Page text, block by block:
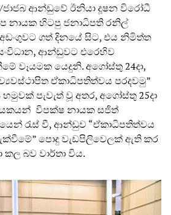
ජාජබ ආන්ඩුවේ ඊනියා දූෂන විරෝධී
නායක හිටපු ජනාධිපති රනිල්
ගත් දිනයේ සිට, එය නිමිත්ත
ආන්ඩුවට එරෙහිව
වෑයමක යෙදුනි. අගෝස්තු 24දා,
ඒකාධිපතිත්වය පරදවමු”
පැවැත් වූ අතර, අගෝස්තු 25දා
විපක්ෂ නායක සජිත්
රැස් වී, ආන්ඩුව “ඒකාධිපතිත්වය
පොදු වැඩපිලිවෙලක් ඇති කර
බව වාර්තා විය.